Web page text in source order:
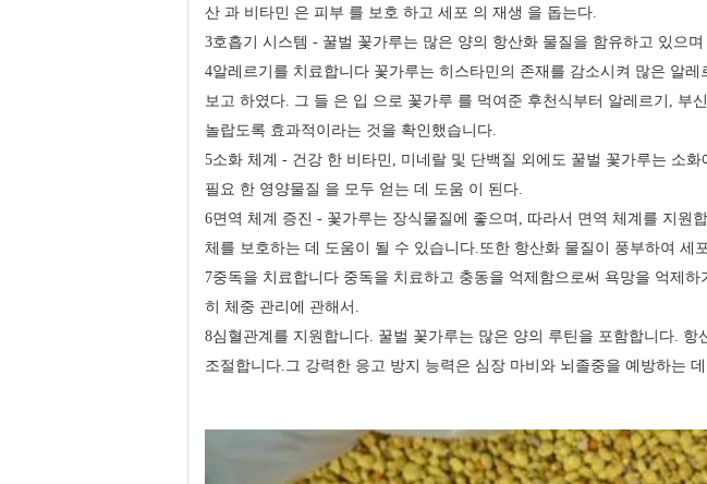
산 과 비타민 은 피부 를 보호 하고 세포 의 재생 을 돕는다.
3호흡기 시스템 - 꿀벌 꽃가루는 많은 양의 항산화 물질을 함유하고 있으
4알레르기를 치료합니다 꽃가루는 히스타민의 존재를 감소시켜 많은 알
보고 하였다. 그 들 은 입 으로 꽃가루 를 먹여준 후천식부터 알레르기, 부
놀랍도록 효과적이라는 것을 확인했습니다.
5소화 체계 - 건강 한 비타민, 미네랄 및 단백질 외에도 꿀벌 꽃가루는 소
필요 한 영양물질 을 모두 얻는 데 도움 이 된다.
6면역 체계 증진 - 꽃가루는 장식물질에 좋으며, 따라서 면역 체계를 지원
체를 보호하는 데 도움이 될 수 있습니다.또한 항산화 물질이 풍부하여 세
7중독을 치료합니다 중독을 치료하고 충동을 억제함으로써 욕망을 억제
히 체중 관리에 관해서.
8심혈관계를 지원합니다. 꿀벌 꽃가루는 많은 양의 루틴을 포함합니다.
조절합니다.그 강력한 응고 방지 능력은 심장 마비와 뇌졸중을 예방하는